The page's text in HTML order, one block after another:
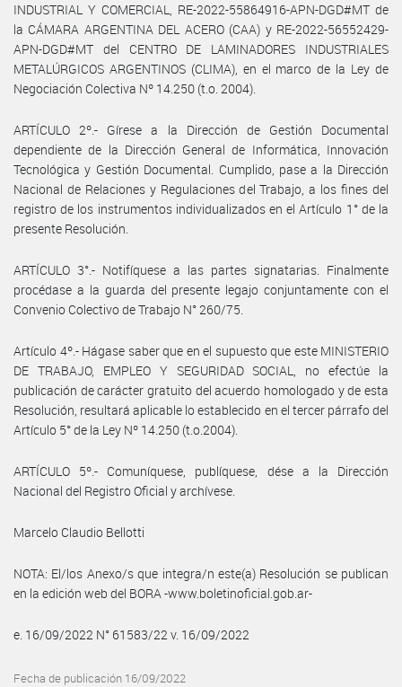
INDUSTRIAL Y COMERCIAL, RE-2022-55864916-APN-DGD#MT de
la CÁMARA ARGENTINA DEL ACERO (CAA) y RE-2022-56552429-
APN-DGD#MT del CENTRO DE LAMINADORES INDUSTRIALES
METALÚRGICOS ARGENTINOS (CLIMA), en el marco de la Ley de
Negociación Colectiva Nº 14.250 (t.o. 2004).
ARTÍCULO 2º.- Gírese a la Dirección de Gestión Documental
dependiente de la Dirección General de Informática, Innovación
Tecnológica y Gestión Documental. Cumplido, pase a la Dirección
Nacional de Relaciones y Regulaciones del Trabajo, a los fines del
registro de los instrumentos individualizados en el Artículo 1° de la
presente Resolución.
ARTÍCULO 3°.- Notifíquese a las partes signatarias. Finalmente
procédase a la guarda del presente legajo conjuntamente con el
Convenio Colectivo de Trabajo N° 260/75.
Artículo 4º.- Hágase saber que en el supuesto que este MINISTERIO
DE TRABAJO, EMPLEO Y SEGURIDAD SOCIAL, no efectúe la
publicación de carácter gratuito del acuerdo homologado y de esta
Resolución, resultará aplicable lo establecido en el tercer párrafo del
Artículo 5° de la Ley Nº 14.250 (t.o.2004).
ARTÍCULO 5º.- Comuníquese, publíquese, dése a la Dirección
Nacional del Registro Oficial y archívese.
Marcelo Claudio Bellotti
NOTA: El/los Anexo/s que integra/n este(a) Resolución se publican
en la edición web del BORA -www.boletinoficial.gob.ar-
e. 16/09/2022 N° 61583/22 v. 16/09/2022
Fecha de publicación 16/09/2022